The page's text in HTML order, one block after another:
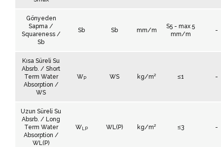
Gönyeden
Sapma /
Squareness /
Sb
Sb Sb mm/m
S5 - max 5
mm/m
-
Kısa Süreli Su
Absrb. / Short
Term Water
Absorption /
WS
W P WS kg/m² ≤1 -
Uzun Süreli Su
Absrb. / Long
Term Water
Absorption /
WL(P)
W LP WL(P) kg/m² ≤3 -